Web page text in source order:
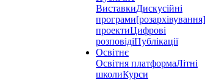
ВиставкиДискусійні
програми[розархівування]
проектиЦифрові
розповідіПублікації
Освітнє
Освітня платформаЛітні
школиКурси